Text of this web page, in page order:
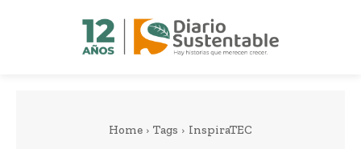
Home Tags InspiraTEC